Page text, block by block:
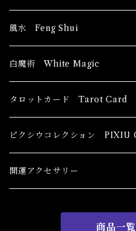
風水 Feng Shui
ブッダ Buddha
恋愛運
健康運 Health
金運 Money
白魔術 White Magic
香油 Oils
恋愛 Love
金運 Money
キャンドル Candles
恋愛 Love
線香 Stick Incense
タロットカード Tarot Card
初心者向け For The
中級者向け
ピクシウコレクション
開運アクセサリー
商品一